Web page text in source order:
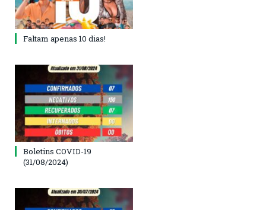
Faltam apenas 10 dias!
Boletins COVID-19
(31/08/2024)